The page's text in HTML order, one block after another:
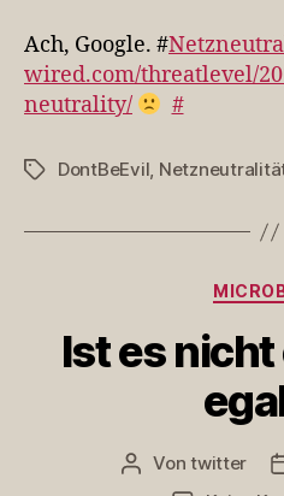
Ach, Google. #
wired.com/threatlevel/
neutrality/
#
Schlagwörter
DontBeEvil,
Ist es
Beitragsautor
Vontwitter